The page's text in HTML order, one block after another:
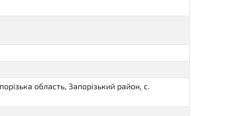
область, Запорізький район, с.